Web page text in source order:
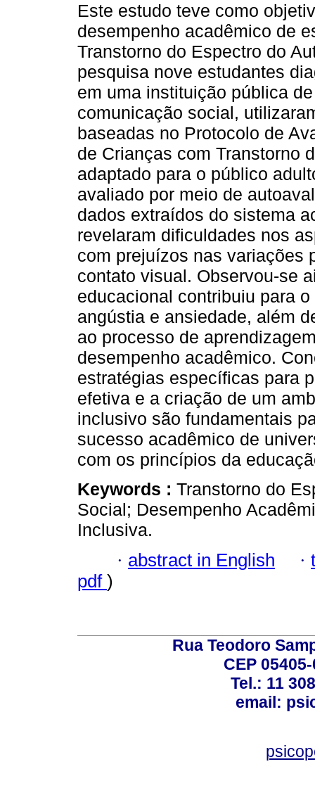
Este estudo teve como
desempenho acadêmico de
Transtorno do Espectro do
pesquisa nove estudantes
em uma instituição pública
comunicação social,
baseadas no Protocolo de
de Crianças com Transtorno
adaptado para o público
avaliado por meio de
dados extraídos do sistema
revelaram dificuldades nos
com prejuízos nas variações
contato visual. Observou-se
educacional contribuiu para
angústia e ansiedade, além
ao processo de
desempenho acadêmico.
estratégias específicas para
efetiva e a criação de um
inclusivo são fundamentais
sucesso acadêmico de
com os princípios da
Keywords : Transtorno do
Social; Desempenho
Inclusiva.
· abstract in English ·
pdf )
Rua Teodoro
CEP
Tel.: 11
email: